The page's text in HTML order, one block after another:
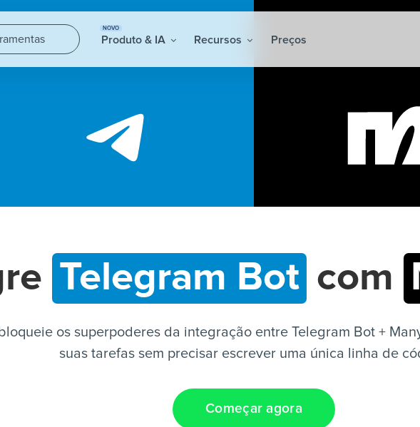
NOVO
Produto & IA Recursos Preços
Telegram Bot com
os superpoderes da integração entre Telegram Bot +
suas tarefas sem precisar escrever uma única linha de
Começar agora